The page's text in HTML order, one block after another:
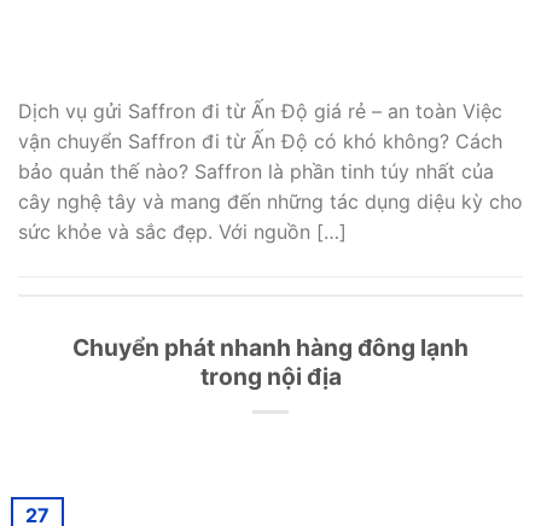
Dịch vụ gửi Saffron đi từ Ấn Độ giá rẻ – an toàn Việc
vận chuyển Saffron đi từ Ấn Độ có khó không? Cách
bảo quản thế nào? Saffron là phần tinh túy nhất của
cây nghệ tây và mang đến những tác dụng diệu kỳ cho
sức khỏe và sắc đẹp. Với nguồn […]
Chuyển phát nhanh hàng đông lạnh
trong nội địa
27